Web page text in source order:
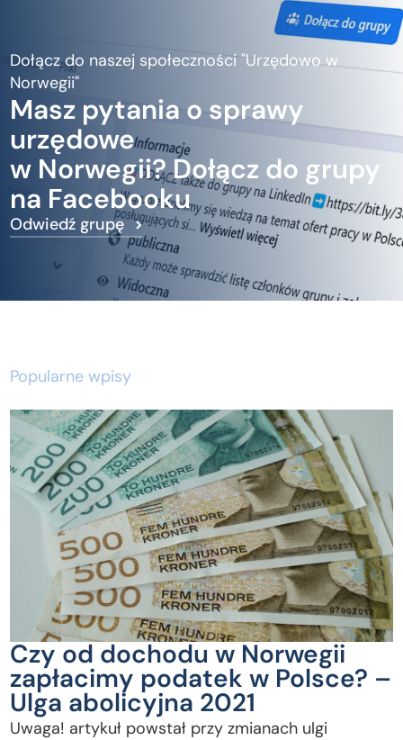
Dołącz do naszej społeczności "Urzędowo w
Norwegii"
Masz pytania o sprawy
urzędowe
w Norwegii? Dołącz do grupy
na Facebooku
Odwiedź grupę
Popularne wpisy
Czy od dochodu w Norwegii
zapłacimy podatek w Polsce? –
Ulga abolicyjna 2021
Uwaga! artykuł powstał przy zmianach ulgi